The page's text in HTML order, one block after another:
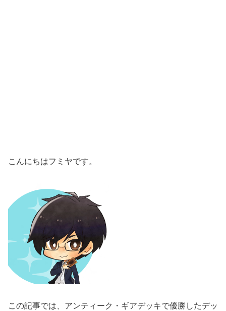
こんにちはフミヤです。
この記事では、アンティーク・ギアデッキで優勝したデッ